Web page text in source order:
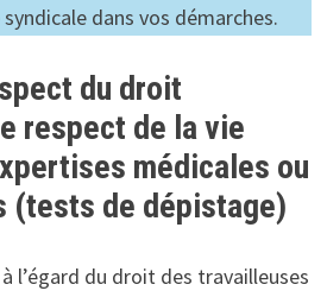
dans vos démarches.
du droit
respect de la vie
médicales ou
(tests de dépistage)
l’égard du droit des travailleuses